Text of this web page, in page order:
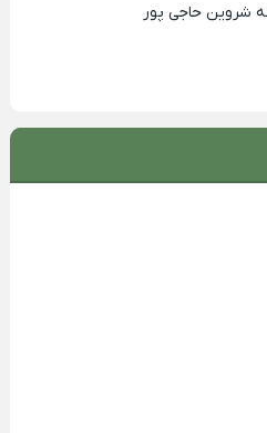
شروین حاجی پور